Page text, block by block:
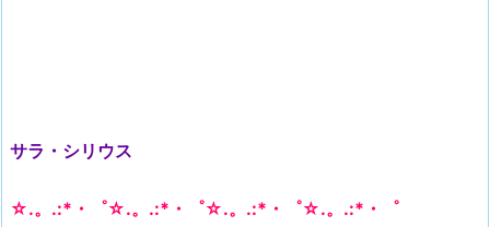
サラ・シリウス
☆.。.:*・゜☆.。.:*・゜☆.。.:*・゜☆.。.:*・゜